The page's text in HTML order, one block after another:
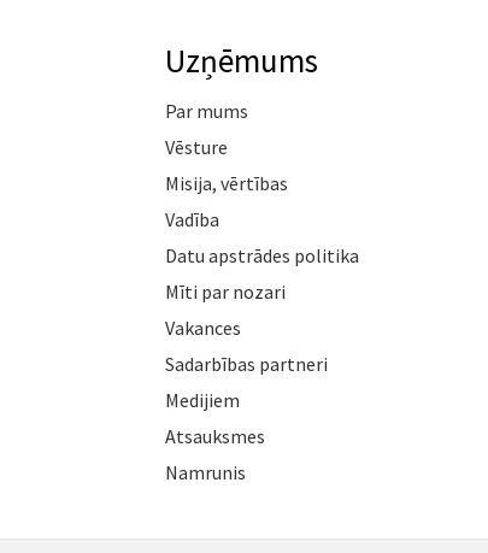
Uzņēmums
Par mums
Vēsture
Misija, vērtības
Vadība
Datu apstrādes politika
Mīti par nozari
Vakances
Sadarbības partneri
Medijiem
Atsauksmes
Namrunis